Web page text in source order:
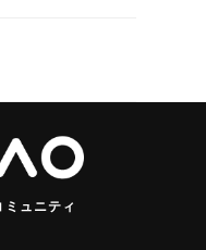
ュニティ